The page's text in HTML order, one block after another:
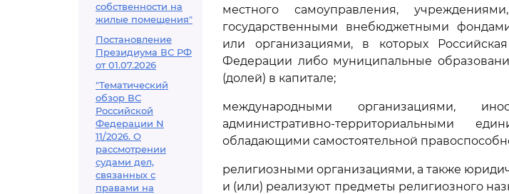
собственности на
жилые помещения"
Постановление
Президиума ВС РФ
от 01.07.2026
"Тематический
обзор ВС
Российской
Федерации N
11/2026. О
рассмотрении
судами дел,
связанных с
правами на
местного самоуправления,
государственными внебюджетными
или организациями, в которых
Федерации либо муниципальные
(долей) в капитале;
международными организациями,
административно-территориальными
обладающими самостоятельной
религиозными организациями, а также
и (или) реализуют предметы религиозного